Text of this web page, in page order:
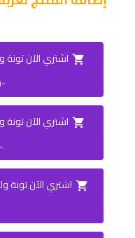
اشتري الآن تونة
اشتري الآن تونة
اشتري الآن تونة